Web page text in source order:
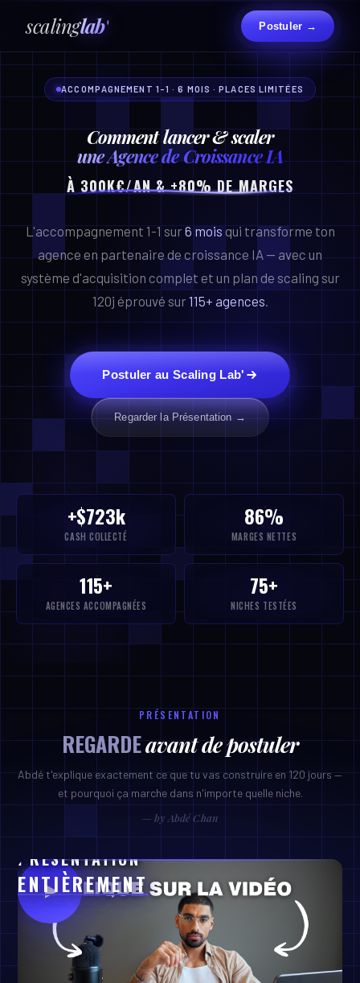
scalinglab' Postuler →
ACCOMPAGNEMENT 1-1 · 6 MOIS · PLACES LIMITÉES
Comment lancer & scaler
une Agence de Croissance IA
À 300K€/AN & +80% DE MARGES
L'accompagnement 1-1 sur6 mois qui transforme ton
agence en partenaire de croissance IA — avec un
système d'acquisition complet et un plan de scaling sur
120j éprouvé sur115+ agences.
Postuler au Scaling Lab'
Regarder la Présentation →
+$723k
CASH COLLECTÉ
86%
MARGES NETTES
115+
AGENCES ACCOMPAGNÉES
75+
NICHES TESTÉES
PRÉSENTATION
REGARDEavant de postuler
Abdé t'explique exactement ce que tu vas construire en 120 jours —
et pourquoi ça marche dans n'importe quelle niche.
— by Abdé Chan
REGARDE
LA
PRÉSENTATION
ENTIÈREMENT